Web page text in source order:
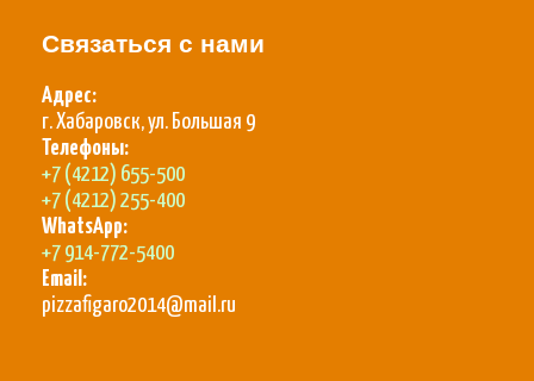
Связаться с нами
Адрес:
г. Хабаровск, ул. Большая 9
Телефоны:
+7 (4212) 655-500
+7 (4212) 255-400
WhatsApp:
+7 914-772-5400
Email:
pizzafigaro2014@mail.ru